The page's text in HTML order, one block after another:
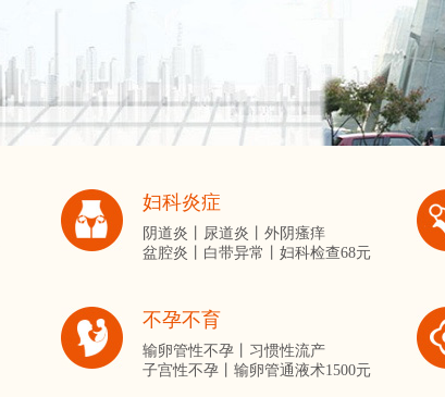
妇科炎症
阴道炎丨 尿道炎丨 外阴瘙痒
盆腔炎丨 白带异常丨 妇科检查68元
不孕不育
输卵管性不孕丨 习惯性流产
子宫性不孕丨 输卵管通液术1500元